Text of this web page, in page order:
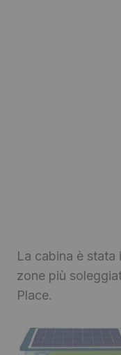
La cabina è stata
zone più
Place.